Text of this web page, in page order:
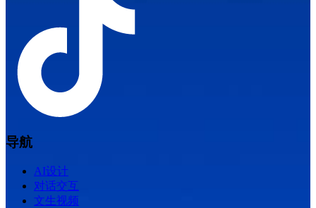
导航
AI设计
对话交互
文生视频